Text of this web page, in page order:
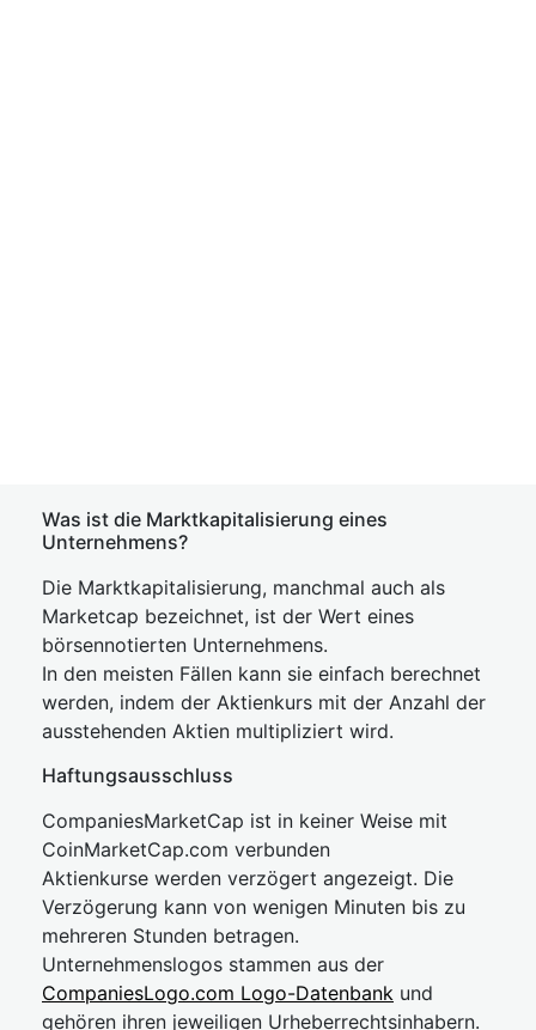
Was ist die Marktkapitalisierung eines
Unternehmens?
Die Marktkapitalisierung, manchmal auch als
Marketcap bezeichnet, ist der Wert eines
börsennotierten Unternehmens.
In den meisten Fällen kann sie einfach berechnet
werden, indem der Aktienkurs mit der Anzahl der
ausstehenden Aktien multipliziert wird.
Haftungsausschluss
CompaniesMarketCap ist in keiner Weise mit
CoinMarketCap.com verbunden
Aktienkurse werden verzögert angezeigt. Die
Verzögerung kann von wenigen Minuten bis zu
mehreren Stunden betragen.
Unternehmenslogos stammen aus der
CompaniesLogo.com Logo-Datenbank und
gehören ihren jeweiligen Urheberrechtsinhabern.